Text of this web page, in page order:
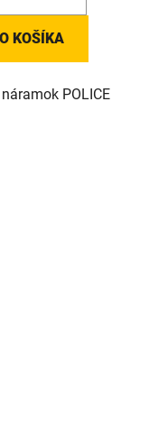
KOŠÍKA
POLICE